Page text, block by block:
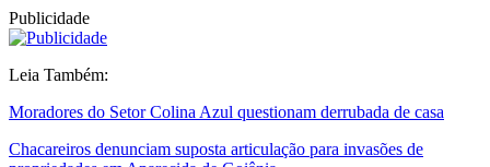
Publicidade
Leia Também:
Moradores do Setor Colina Azul questionam derrubada de casa
Chacareiros denunciam suposta articulação para invasões de